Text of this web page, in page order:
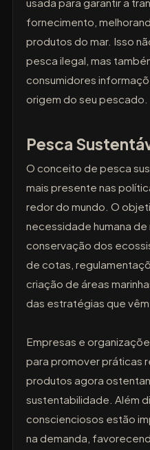
fornecimento,
produtos do mar. Isso
pesca ilegal, mas
consumidores
origem do seu pescado.
Pesca
O conceito de pesca
mais presente nas
redor do mundo. O
necessidade humana
conservação dos
de cotas,
criação de áreas
das estratégias que
Empresas e
para promover práticas
produtos agora
sustentabilidade. Além
conscienciosos estão
na demanda,